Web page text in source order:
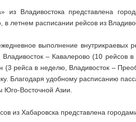
из Владивостока представлена
летнем расписании рейсов из
выполнение
– Кавалерово (10 рейсов
(3 рейса в неделю, Владивосток –
Благодаря удобному расписанию
Юго-Восточной Азии.
из Хабаровска представлена